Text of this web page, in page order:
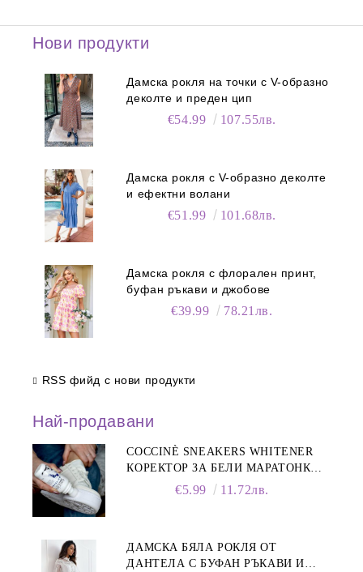
Нови продукти
Дамска рокля на точки с V-образно
деколте и преден цип
€54.99 107.55лв.
Дамска рокля с V-образно деколте
и ефектни волани
€51.99 101.68лв.
Дамска рокля с флорален принт,
буфан ръкави и джобове
€39.99 78.21лв.
RSS фийд с нови продукти
Най-продавани
COCCINÈ SNEAKERS WHITENER
КОРЕКТОР ЗА БЕЛИ МАРАТОНКИ,
€5.99 11.72лв.
ДАМСКА БЯЛА РОКЛЯ ОТ
ДАНТЕЛА С БУФАН РЪКАВИ И